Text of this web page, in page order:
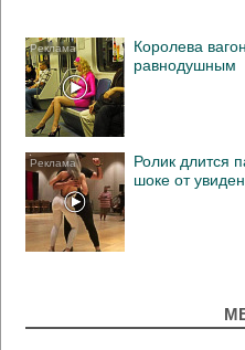
Королева
равнодушным
Ролик длится
шоке от